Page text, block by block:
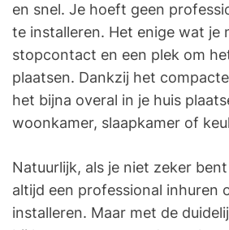
en snel. Je hoeft geen
te installeren. Het enige wat je
stopcontact en een plek om
plaatsen. Dankzij het
het bijna overal in je huis
woonkamer, slaapkamer of
Natuurlijk, als je niet zeker
altijd een professional inhuren
installeren. Maar met de